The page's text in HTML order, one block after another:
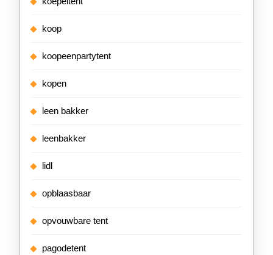
koop
koopeenpartytent
kopen
leen bakker
leenbakker
lidl
opblaasbaar
opvouwbare tent
pagodetent